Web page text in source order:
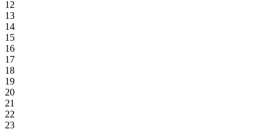
12
13
14
15
16
17
18
19
20
21
22
23